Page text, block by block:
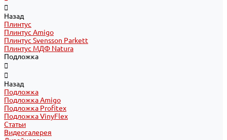
Назад
Плинтус
Плинтус Amigo
Плинтус Svensson Parkett
Плинтус МДФ Natura
Подложка
Назад
Подложка
Подложка Amigo
Подложка Profitex
Подложка VinyFlex
Статьи
Видеогалерея